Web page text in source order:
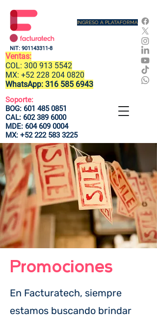
Ventas:
COL: 300 913 5542
MX: +52 228 204 0820
WhatsApp: 316 585 6943
Soporte:
BOG: 601 485 0851
CAL: 602 389 6000
MDE: 604 609 0004
MX: +52 222 583 3225
INGRESO A PLATAFORMA
NIT: 901143311-8
Promociones
En Facturatech, siempre
estamos buscando brindar